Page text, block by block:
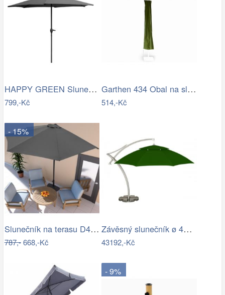
HAPPY GREEN Slunečník s kličkou 230 cm,…
799,-Kč
Garthen 434 Obal na slunečník s…
514,-Kč
- 15%
Slunečník na terasu D4164 Dekorhome
787,-668,-Kč
Závěsný slunečník ø 420 cm
43192,-Kč
- 9%